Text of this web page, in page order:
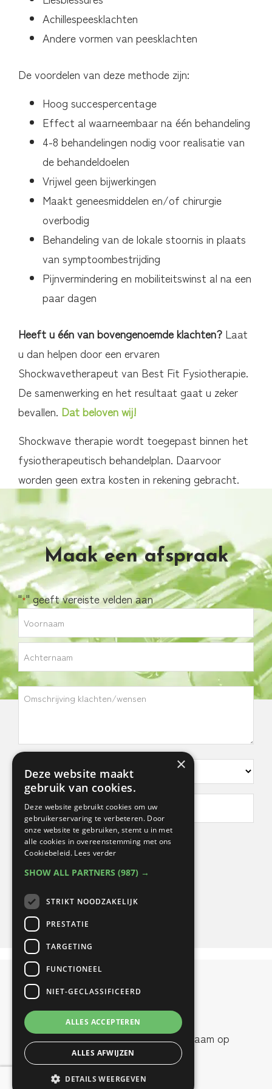
Achillespeesklachten
Andere vormen van peesklachten
De voordelen van deze methode zijn:
Hoog succespercentage
Effect al waarneembaar na één behandeling
4-8 behandelingen nodig voor realisatie van
de behandeldoelen
Vrijwel geen bijwerkingen
Maakt geneesmiddelen en/of chirurgie
overbodig
Behandeling van de lokale stoornis in plaats
van symptoombestrijding
Pijnvermindering en mobiliteitswinst al na een
paar dagen
Heeft u één van bovengenoemde klachten? Laat
u dan helpen door een ervaren
Shockwavetherapeut van Best Fit Fysiotherapie.
De samenwerking en het resultaat gaat u zeker
bevallen. Dat beloven wij!
Shockwave therapie wordt toegepast binnen het
fysiotherapeutisch behandelplan. Daarvoor
worden geen extra kosten in rekening gebracht.
Maak een afspraak
"*" geeft vereiste velden aan
Naam
*
Achternaam
Omschrijving
Kies
een
vestiging
Voorkeursdagen
en
tijden
Contact info
Onze therapeuten zijn werkzaam op
twee locaties:
×
Deze website maakt
gebruik van cookies.
Deze website gebruikt cookies om uw
gebruikerservaring te verbeteren. Door
onze website te gebruiken, stemt u in met
alle cookies in overeenstemming met ons
Cookiebeleid. Lees verder
SHOW ALL PARTNERS (987) →
STRIKT NOODZAKELIJK
PRESTATIE
TARGETING
FUNCTIONEEL
NIET-GECLASSIFICEERD
ALLES ACCEPTEREN
ALLES AFWIJZEN
DETAILS WEERGEVEN